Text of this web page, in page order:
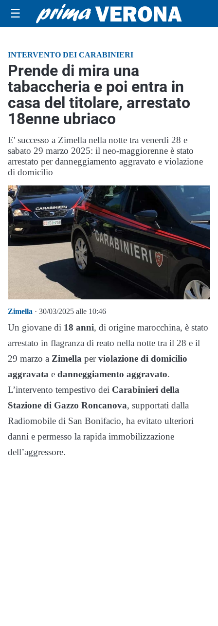
☰
INTERVENTO DEI CARABINIERI
Prende di mira una
tabaccheria e poi entra in
casa del titolare, arrestato
18enne ubriaco
E' successo a Zimella nella notte tra venerdì 28 e
sabato 29 marzo 2025: il neo-maggiorenne è stato
arrestato per danneggiamento aggravato e violazione
di domicilio
Zimella · 30/03/2025 alle 10:46
Un giovane di 18 anni, di origine marocchina, è stato
arrestato in flagranza di reato nella notte tra il 28 e il
29 marzo a Zimella perviolazione di domicilio
aggravata e danneggiamento aggravato.
L’intervento tempestivo dei Carabinieri della
Stazione di Gazzo Roncanova, supportati dalla
Radiomobile di San Bonifacio, ha evitato ulteriori
danni e permesso la rapida immobilizzazione
dell’aggressore.